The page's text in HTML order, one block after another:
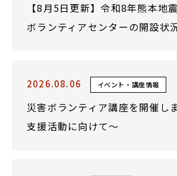
【8月5日更新】令和8年熊本地
ボランティアセンターの開設状
2026.08.06 イベント・講座情報
災害ボランティア講座を開催し
支援活動に向けて～